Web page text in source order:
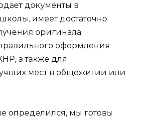
документы в
имеет достаточно
оригинала
оформления
а также для
мест в общежитии или
определился, мы готовы